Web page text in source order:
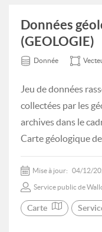
Données
(GEOLOGIE)
Donnée
Jeu de données
collectées par les
archives dans le
Carte géologique
Mise à jour: 04/12/
Service public de
Carte